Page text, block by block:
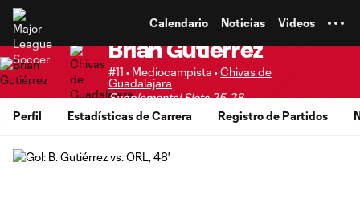
Calendario Noticias Videos
Brian Gutiérrez
#11 • Mediocampista •Chivas de
Guadalajara
Supplemental Slots 25-28
Perfil
Estadísticas de Carrera Registro de Partidos